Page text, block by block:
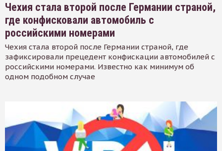
Чехия стала второй после Германии страной,
где конфисковали автомобиль с
российскими номерами
Чехия стала второй после Германии страной, где
зафиксировали прецедент конфискации автомобилей с
российскими номерами. Известно как минимум об
одном подобном случае